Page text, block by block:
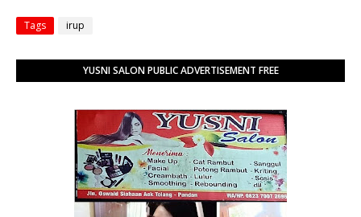
Tags irup
YUSNI SALON PUBLIC ADVERTISEMENT FREE